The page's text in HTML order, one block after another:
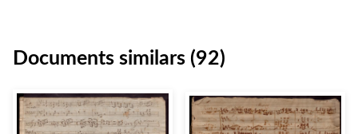
Documents similars (92)